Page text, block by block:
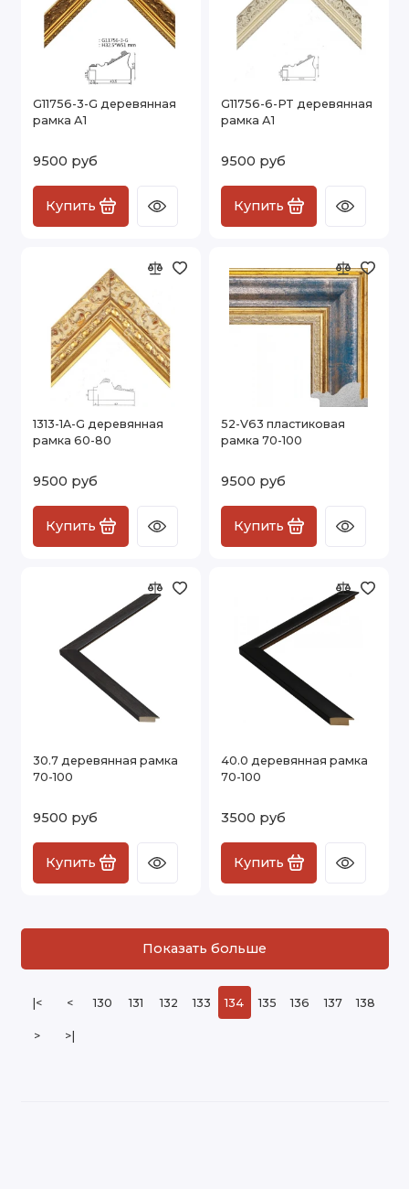
G11756-3-G деревянная
рамка А1
9500 руб
Купить
G11756-6-PT деревянная
рамка А1
9500 руб
Купить
1313-1A-G деревянная
рамка 60-80
9500 руб
Купить
52-V63 пластиковая
рамка 70-100
9500 руб
Купить
30.7 деревянная рамка
70-100
9500 руб
Купить
40.0 деревянная рамка
70-100
3500 руб
Купить
|< < 130 131 132 133 134 135 136 137 138
> >|
Показать больше